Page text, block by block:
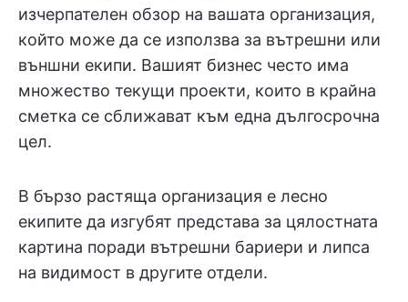
изчерпателен обзор на вашата организация,
който може да се използва за вътрешни или
външни екипи. Вашият бизнес често има
множество текущи проекти, които в крайна
сметка се сближават към една дългосрочна
цел.
В бързо растяща организация е лесно
екипите да изгубят представа за цялостната
картина поради вътрешни бариери и липса
на видимост в другите отдели.